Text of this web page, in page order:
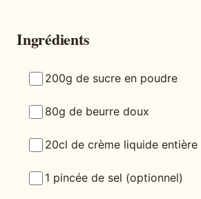
Ingrédients
200g de sucre en poudre
80g de beurre doux
20cl de crème liquide entière
1 pincée de sel (optionnel)